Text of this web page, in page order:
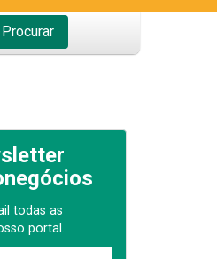
todas as
portal.